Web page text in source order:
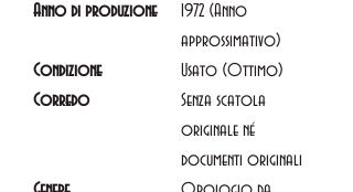
Anno di produzione
1972 (Anno
approssimativo)
Condizione
Usato (Ottimo)
Corredo
Senza scatola
originale né
documenti originali